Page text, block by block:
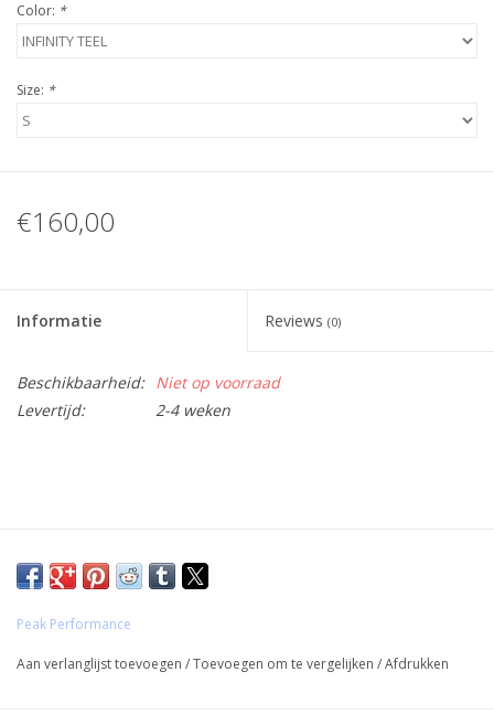
Color: *
Size: *
€160,00
Informatie Reviews (0)
Beschikbaarheid: Niet op voorraad
Levertijd:
2-4 weken
Peak Performance
Aan verlanglijst toevoegen /Toevoegen om te vergelijken /Afdrukken